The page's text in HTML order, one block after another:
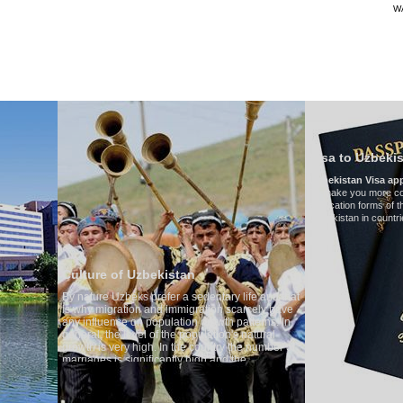
Uzbekistan
prefer a sedentary life and that
and immigration scarcely have
on population growth patterns. In
level of the population's natural
high. In the country the number of
significantly high and the
divorce cases is one of the lowest
According to Uzbek tradition, the
as something quite sacred.
Visa to Uzbekistan
Uzbekistan Visa application form:
To make you more convenient, we have
application forms of the Embassies of the
Uzbekistan in countries